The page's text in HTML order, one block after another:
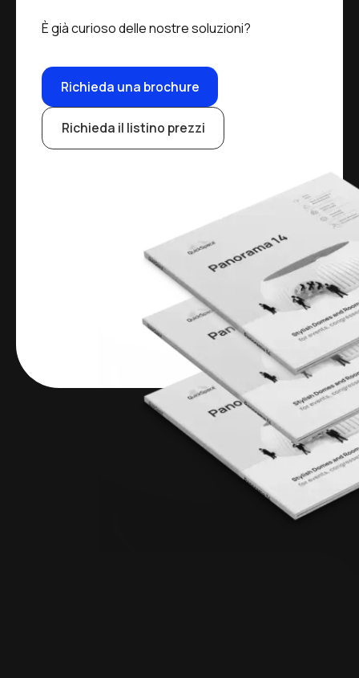
È già curioso delle nostre soluzioni?
Richieda una brochure
Richieda il listino prezzi